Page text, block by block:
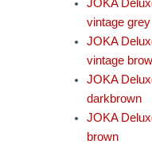
JOKA
vintage grey
JOKA
vintage
JOKA
darkbrown
JOKA
brown